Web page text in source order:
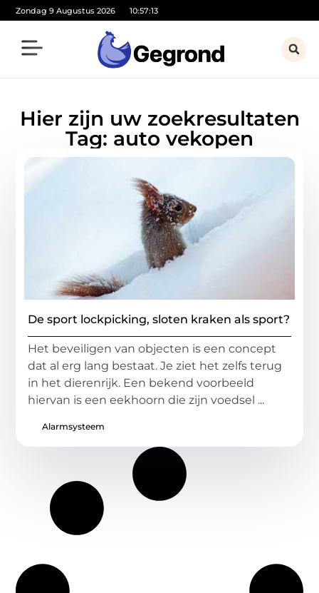
Zondag 9 Augustus 2026 10:57:13
Hier zijn uw zoekresultaten
Tag: auto vekopen
De sport lockpicking, sloten kraken als sport?
Het beveiligen van objecten is een concept
dat al erg lang bestaat. Je ziet het zelfs terug
in het dierenrijk. Een bekend voorbeeld
hiervan is een eekhoorn die zijn voedsel ...
Alarmsysteem